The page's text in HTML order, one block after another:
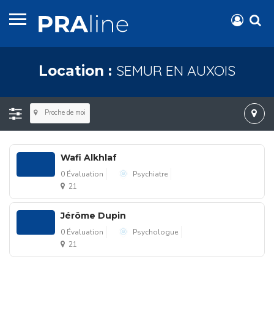
Location : SEMUR EN AUXOIS
Proche de moi
Wafi Alkhlaf
0 Évaluation
Psychiatre
21
Jérôme Dupin
0 Évaluation
Psychologue
21